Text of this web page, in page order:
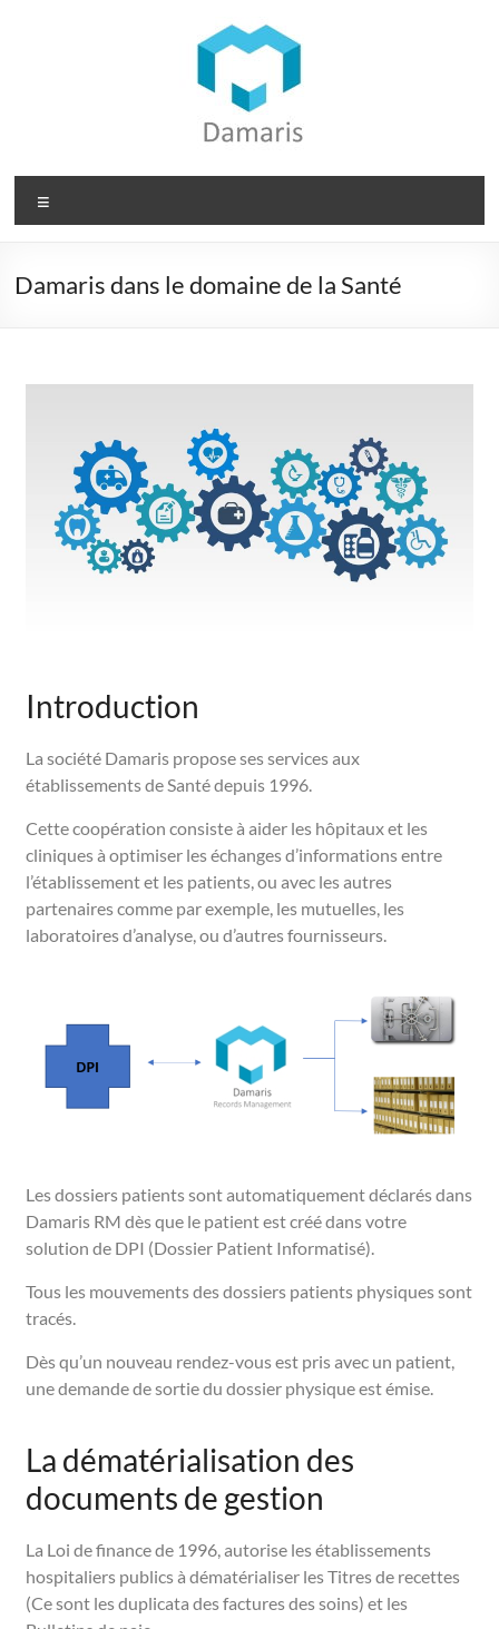
Damaris dans le domaine de la Santé
Introduction
La société Damaris propose ses services aux
établissements de Santé depuis 1996.
Cette coopération consiste à aider les hôpitaux et les
cliniques à optimiser les échanges d’informations entre
l’établissement et les patients, ou avec les autres
partenaires comme par exemple, les mutuelles, les
laboratoires d’analyse, ou d’autres fournisseurs.
Les dossiers patients sont automatiquement déclarés dans
Damaris RM dès que le patient est créé dans votre
solution de DPI (Dossier Patient Informatisé).
Tous les mouvements des dossiers patients physiques sont
tracés.
Dès qu’un nouveau rendez-vous est pris avec un patient,
une demande de sortie du dossier physique est émise.
La dématérialisation des
documents de gestion
La Loi de finance de 1996, autorise les établissements
hospitaliers publics à dématérialiser les Titres de recettes
(Ce sont les duplicata des factures des soins) et les